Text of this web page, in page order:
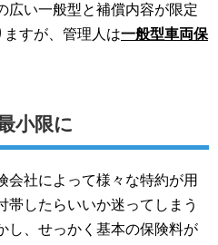
広い一般型と補償内容が限定
すが、管理人は一般型車両保
小限に
会社によって様々な特約が用
帯したらいいか迷ってしまう
し、せっかく基本の保険料が